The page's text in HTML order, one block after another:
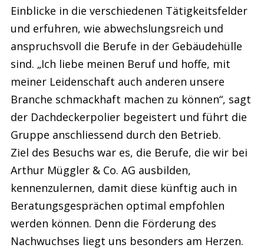
Einblicke in die verschiedenen Tätigkeitsfelder
und erfuhren, wie abwechslungsreich und
anspruchsvoll die Berufe in der Gebäudehülle
sind. „Ich liebe meinen Beruf und hoffe, mit
meiner Leidenschaft auch anderen unsere
Branche schmackhaft machen zu können“, sagt
der Dachdeckerpolier begeistert und führt die
Gruppe anschliessend durch den Betrieb.
Ziel des Besuchs war es, die Berufe, die wir bei
Arthur Müggler & Co. AG ausbilden,
kennenzulernen, damit diese künftig auch in
Beratungsgesprächen optimal empfohlen
werden können. Denn die Förderung des
Nachwuchses liegt uns besonders am Herzen.